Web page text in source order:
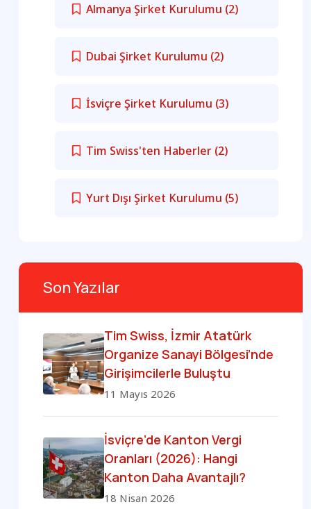
Almanya Şirket Kurulumu (2)
Dubai Şirket Kurulumu (2)
İsviçre Şirket Kurulumu (3)
Tim Swiss'ten Haberler (2)
Yurt Dışı Şirket Kurulumu (5)
Son Yazılar
Tim Swiss, İzmir Atatürk
Organize Sanayi Bölgesi’nde
Girişimcilerle Buluştu
11 Mayıs 2026
İsviçre’de Kanton Vergi
Oranları (2026): Hangi
Kanton Daha Avantajlı?
18 Nisan 2026